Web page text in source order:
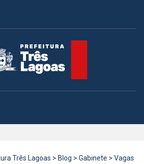
Três Lagoas > Blog > Gabinete > Vagas